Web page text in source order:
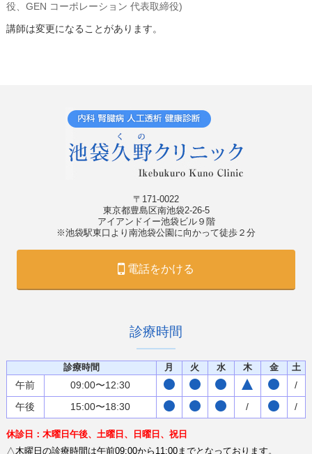
役、GEN コーポレーション 代表取締役)
〒171-0022
東京都豊島区南池袋2-26-5
アイアンドイー池袋ビル９階
※池袋駅東口より南池袋公園に向かって徒歩２分
電話をかける
診療時間
診療時間 月 火 水 木 金 土
午前 09:00〜12:30
/
午後
15:00〜18:30 / /
休診日：木曜日午後、土曜日、日曜日、祝日
△木曜日の診療時間は午前09:00から11:00までとなっております。